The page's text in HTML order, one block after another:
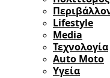
Lifestyle
Media
Τεχνολογία
Auto Moto
Υγεία